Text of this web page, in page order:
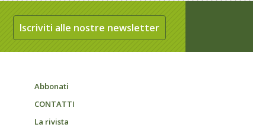
Iscriviti alle nostre newsletter
Abbonati
CONTATTI
La rivista